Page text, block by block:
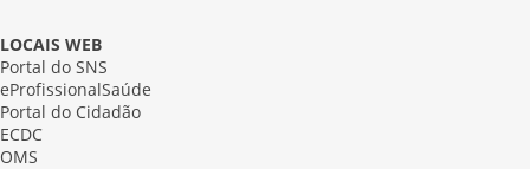
LOCAIS WEB
Portal do SNS
eProfissionalSaúde
Portal do Cidadão
ECDC
OMS